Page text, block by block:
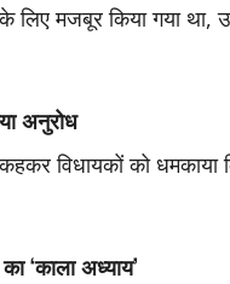
लिए मजबूर किया गया था,
अनुरोध
विधायकों को धमकाया
‘काला अध्याय’